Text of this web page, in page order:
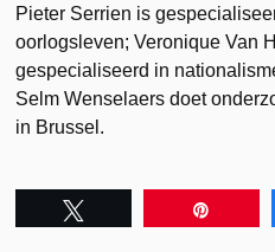
Pieter Serrien is
oorlogsleven; Veronique Van
gespecialiseerd in
Selm Wenselaers doet
in Brussel.